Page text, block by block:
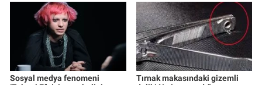
Sosyal medya fenomeni
Tırnak makasındaki gizemli